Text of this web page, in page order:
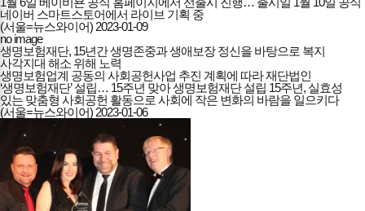
네이버 스마트스토어에서 라이브 기획 중
(서울=뉴스와이어) 2023-01-09
no image
생명보험재단, 15년간 생명존중과 생애보장 정신을 바탕으로 복지
사각지대 해소 위해 노력
생명보험업계 공동의 사회공헌사업 추진 계획에 따라 재단법인
‘생명보험재단’ 설립… 15주년 맞아 생명보험재단 설립 15주년, 실효성
있는 맞춤형 사회공헌 활동으로 사회에 작은 변화의 바람을 일으키다
(서울=뉴스와이어) 2023-01-06